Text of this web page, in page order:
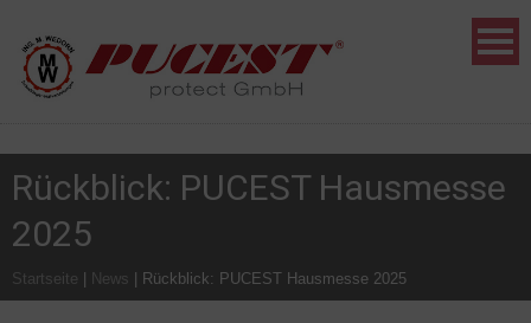
Rückblick: PUCEST Hausmesse
2025
Startseite | News | Rückblick: PUCEST Hausmesse 2025